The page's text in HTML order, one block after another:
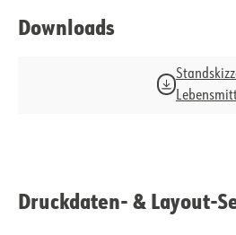
Downloads
Druckdaten- & Layout-